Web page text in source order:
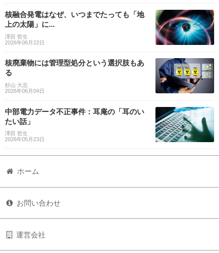
核融合発電はなぜ、いつまでたっても「地
上の太陽」に...
澤田 哲生
2026年06月22日
核廃棄物には管理型処分という選択肢もあ
る
杉山 大志
2026年06月04日
中部電力データ不正事件：耳庵の「耳のい
たい話」
澤田 哲生
2026年05月23日
ホーム
お問い合わせ
運営会社